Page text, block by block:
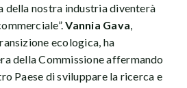
della nostra industria diventerà
Vannia Gava,
ecologica, ha
della Commissione affermando
Paese di sviluppare la ricerca e